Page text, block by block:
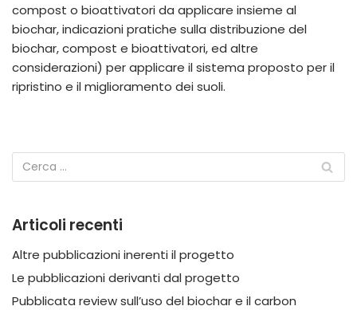
compost o bioattivatori da applicare insieme al
biochar, indicazioni pratiche sulla distribuzione del
biochar, compost e bioattivatori, ed altre
considerazioni) per applicare il sistema proposto per il
ripristino e il miglioramento dei suoli.
Articoli recenti
Altre pubblicazioni inerenti il progetto
Le pubblicazioni derivanti dal progetto
Pubblicata review sull’uso del biochar e il carbon